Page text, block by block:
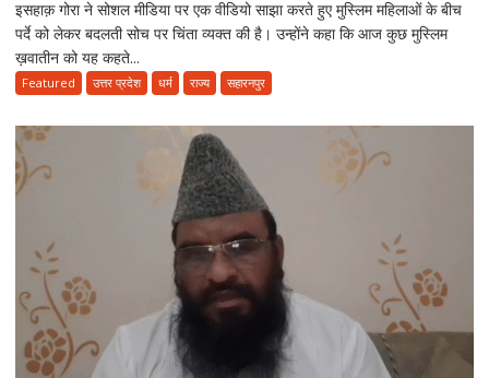
नए
ज़माने
नहीं,
क़ुरआन
उलेमा
इसहाक़ गोरा ने सोशल मीडिया पर एक वीडियो साझा करते हुए मुस्लिम महिलाओं के बीच
पर्दे को लेकर बदलती सोच पर चिंता व्यक्त की है। उन्होंने कहा कि आज कुछ मुस्लिम
ख़वातीन को यह कहते...
Featured उत्तर प्रदेश धर्म राज्य सहारनपुर